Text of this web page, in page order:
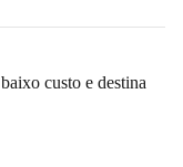
custo e destina